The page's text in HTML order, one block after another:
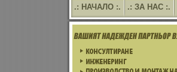
.: НАЧАЛО :. .: ЗА НАС :.